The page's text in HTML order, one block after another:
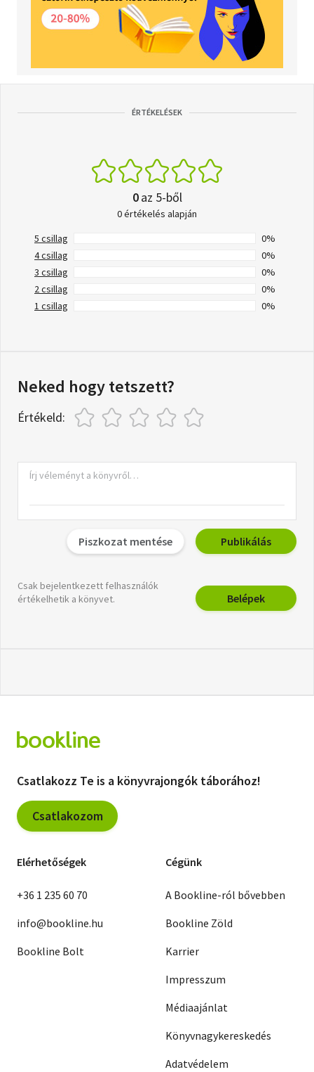
ÉRTÉKELÉSEK
0az 5-ből
0 értékelés alapján
5 csillag
0%
4 csillag
0%
3 csillag
0%
2 csillag
0%
1 csillag
0%
Neked hogy tetszett?
Értékeld:
Piszkozat mentése Publikálás
Csak bejelentkezett felhasználók
értékelhetik a könyvet.
Belépek
Csatlakozz Te is a könyvrajongók táborához!
Csatlakozom
Elérhetőségek
+36 1 235 60 70
info@bookline.hu
Bookline Bolt
Cégünk
A Bookline-ról bővebben
Bookline Zöld
Karrier
Impresszum
Médiaajánlat
Könyvnagykereskedés
Adatvédelem